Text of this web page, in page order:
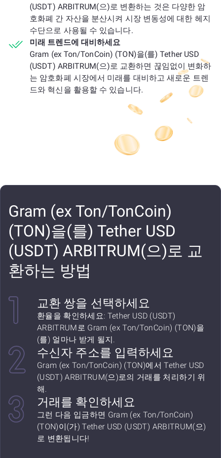
(USDT) ARBITRUM(으)로 변환하는 것은 다양한 암
호화폐 간 자산을 분산시켜 시장 변동성에 대한 헤지
수단으로 사용될 수 있습니다.
미래 트렌드에 대비하세요
Gram (ex Ton/TonCoin) (TON)을(를) Tether USD
(USDT) ARBITRUM(으)로 교환하면 끊임없이 변화하
는 암호화폐 시장에서 미래를 대비하고 새로운 트렌
드와 혁신을 활용할 수 있습니다.
Gram (ex Ton/TonCoin)
(TON)을(를) Tether USD
(USDT) ARBITRUM(으)로 교
환하는 방법
교환 쌍을 선택하세요
환율을 확인하세요: Tether USD (USDT)
ARBITRUM로 Gram (ex Ton/TonCoin) (TON)을
(를) 얼마나 받게 될지.
수신자 주소를 입력하세요
Gram (ex Ton/TonCoin) (TON)에서 Tether USD
(USDT) ARBITRUM(으)로의 거래를 처리하기 위
해.
거래를 확인하세요
그런 다음 입금하면 Gram (ex Ton/TonCoin)
(TON)이(가) Tether USD (USDT) ARBITRUM(으)
로 변환됩니다!